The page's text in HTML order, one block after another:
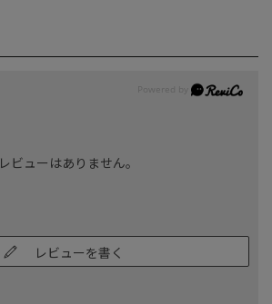
レビューはありません。
レビューを書く